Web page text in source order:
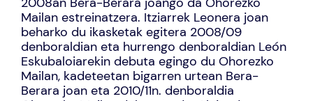
Mailan estreinatzera. Itziarrek Leonera joan
beharko du ikasketak egitera 2008/09
denboraldian eta hurrengo denboraldian León
Eskubaloiarekin debuta egingo du Ohorezko
Mailan, kadeteetan bigarren urtean Bera-
Berara joan eta 2010/11n. denboraldia